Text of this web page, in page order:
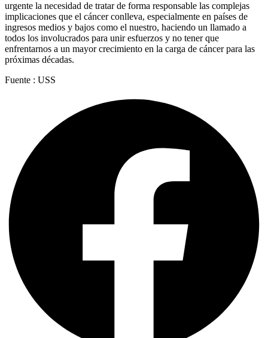
urgente la necesidad de tratar de forma responsable las complejas
implicaciones que el cáncer conlleva, especialmente en países de
ingresos medios y bajos como el nuestro, haciendo un llamado a
todos los involucrados para unir esfuerzos y no tener que
enfrentarnos a un mayor crecimiento en la carga de cáncer para las
próximas décadas.
Fuente : USS